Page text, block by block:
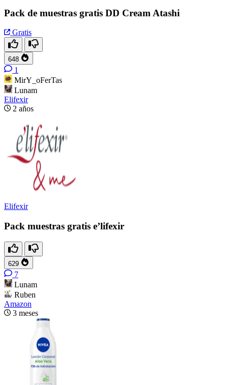
Pack de muestras gratis DD Cream Atashi
Gratis
648
1
MirY_oFerTas
Lunam
Elifexir
2 años
Elifexir
Pack muestras gratis e’lifexir
629
7
Lunam
Ruben
Amazon
3 meses